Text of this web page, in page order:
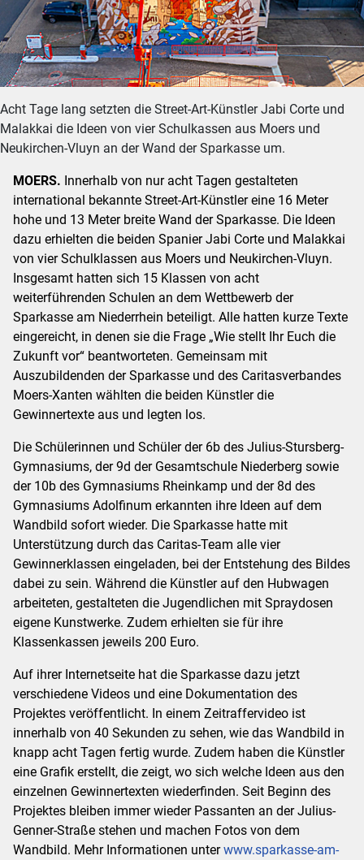
Acht Tage lang setzten die Street-Art-Künstler Jabi Corte und
Malakkai die Ideen von vier Schulkassen aus Moers und
Neukirchen-Vluyn an der Wand der Sparkasse um.
MOERS. Innerhalb von nur acht Tagen gestalteten
international bekannte Street-Art-Künstler eine 16 Meter
hohe und 13 Meter breite Wand der Sparkasse. Die Ideen
dazu erhielten die beiden Spanier Jabi Corte und Malakkai
von vier Schulklassen aus Moers und Neukirchen-Vluyn.
Insgesamt hatten sich 15 Klassen von acht
weiterführenden Schulen an dem Wettbewerb der
Sparkasse am Niederrhein beteiligt. Alle hatten kurze Texte
eingereicht, in denen sie die Frage „Wie stellt Ihr Euch die
Zukunft vor“ beantworteten. Gemeinsam mit
Auszubildenden der Sparkasse und des Caritasverbandes
Moers-Xanten wählten die beiden Künstler die
Gewinnertexte aus und legten los.
Die Schülerinnen und Schüler der 6b des Julius-Stursberg-
Gymnasiums, der 9d der Gesamtschule Niederberg sowie
der 10b des Gymnasiums Rheinkamp und der 8d des
Gymnasiums Adolfinum erkannten ihre Ideen auf dem
Wandbild sofort wieder. Die Sparkasse hatte mit
Unterstützung durch das Caritas-Team alle vier
Gewinnerklassen eingeladen, bei der Entstehung des Bildes
dabei zu sein. Während die Künstler auf den Hubwagen
arbeiteten, gestalteten die Jugendlichen mit Spraydosen
eigene Kunstwerke. Zudem erhielten sie für ihre
Klassenkassen jeweils 200 Euro.
Auf ihrer Internetseite hat die Sparkasse dazu jetzt
verschiedene Videos und eine Dokumentation des
Projektes veröffentlicht. In einem Zeitraffervideo ist
innerhalb von 40 Sekunden zu sehen, wie das Wandbild in
knapp acht Tagen fertig wurde. Zudem haben die Künstler
eine Grafik erstellt, die zeigt, wo sich welche Ideen aus den
einzelnen Gewinnertexten wiederfinden. Seit Beginn des
Projektes bleiben immer wieder Passanten an der Julius-
Genner-Straße stehen und machen Fotos von dem
Wandbild. Mehr Informationen unterwww.sparkasse-am-